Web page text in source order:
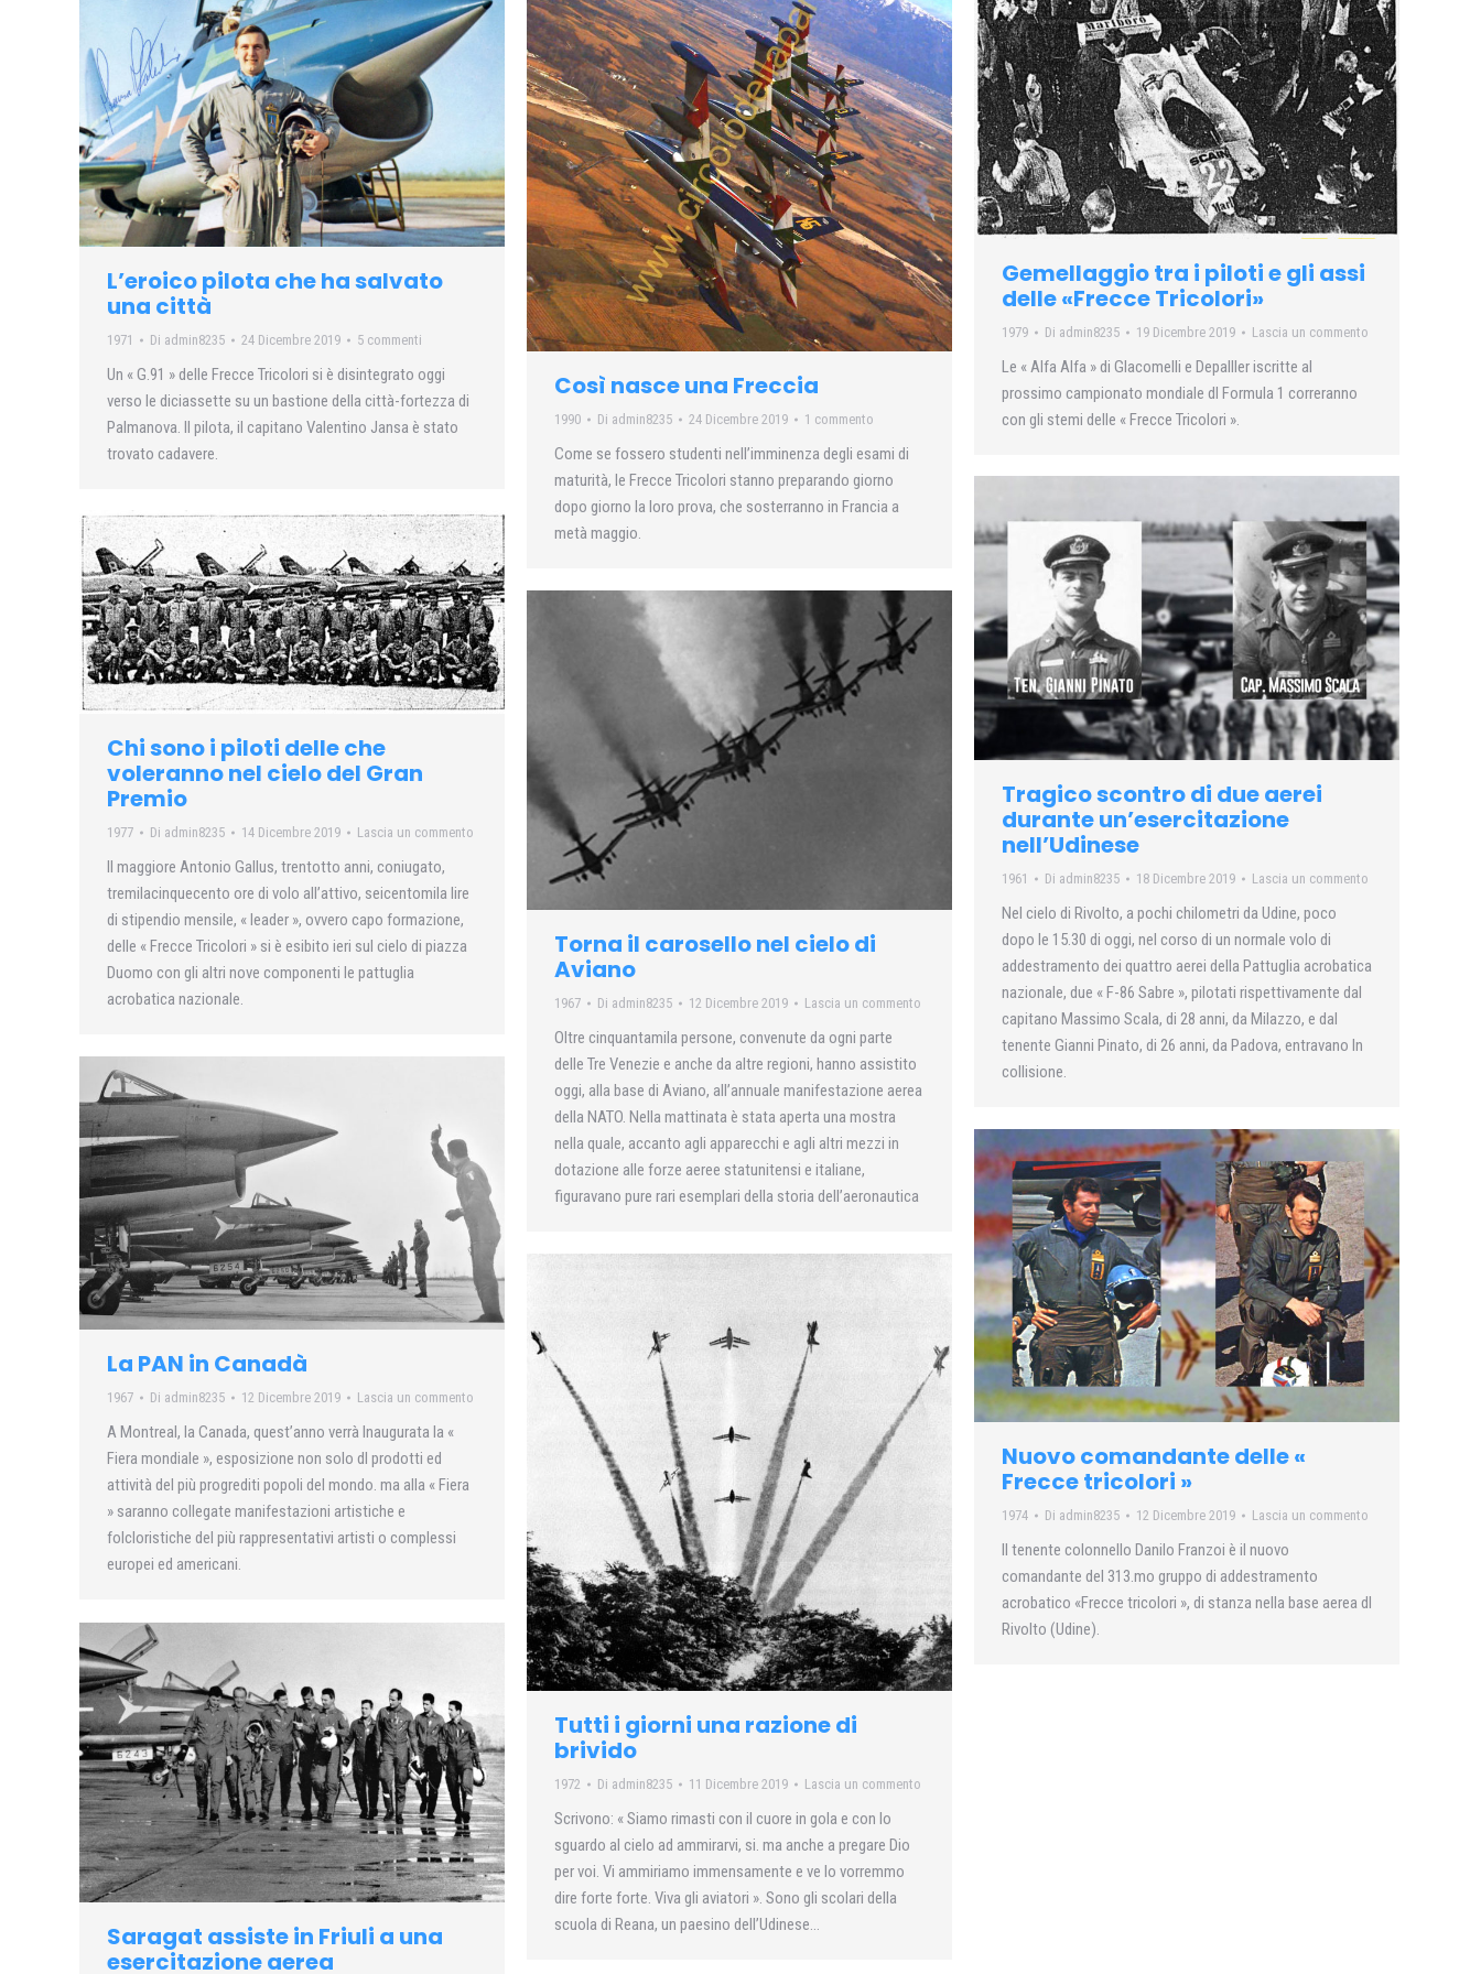
L’eroico pilota che ha salvato
una città
1971 Di admin8235 24 Dicembre 2019 5 commenti
Un « G.91 » delle Frecce Tricolori si è disintegrato oggi
verso le diciassette su un bastione della città-fortezza di
Palmanova. Il pilota, il capitano Valentino Jansa è stato
trovato cadavere.
Così nasce una Freccia
1990 Di admin8235 24 Dicembre 2019 1 commento
Come se fossero studenti nell’imminenza degli esami di
maturità, le Frecce Tricolori stanno preparando giorno
dopo giorno la loro prova, che sosterranno in Francia a
metà maggio.
Gemellaggio tra i piloti e gli assi
delle «Frecce Tricolori»
1979 Di admin8235 19 Dicembre 2019 Lascia un commento
Le « Alfa Alfa » di Glacomelli e Depalller iscritte al
prossimo campionato mondiale dl Formula 1 correranno
con gli stemi delle « Frecce Tricolori ».
Tragico scontro di due aerei
durante un’esercitazione
nell’Udinese
1961 Di admin8235 18 Dicembre 2019 Lascia un commento
Nel cielo di Rivolto, a pochi chilometri da Udine, poco
dopo le 15.30 di oggi, nel corso di un normale volo di
addestramento dei quattro aerei della Pattuglia acrobatica
nazionale, due « F-86 Sabre », pilotati rispettivamente dal
capitano Massimo Scala, di 28 anni, da Milazzo, e dal
tenente Gianni Pinato, di 26 anni, da Padova, entravano In
collisione.
Chi sono i piloti delle che
voleranno nel cielo del Gran
Premio
1977 Di admin8235 14 Dicembre 2019 Lascia un commento
Il maggiore Antonio Gallus, trentotto anni, coniugato,
tremilacinquecento ore di volo all’attivo, seicentomila lire
di stipendio mensile, « leader », ovvero capo formazione,
delle « Frecce Tricolori » si è esibito ieri sul cielo di piazza
Duomo con gli altri nove componenti le pattuglia
acrobatica nazionale.
Torna il carosello nel cielo di
Aviano
1967 Di admin8235 12 Dicembre 2019 Lascia un commento
Oltre cinquantamila persone, convenute da ogni parte
delle Tre Venezie e anche da altre regioni, hanno assistito
oggi, alla base di Aviano, all’annuale manifestazione aerea
della NATO. Nella mattinata è stata aperta una mostra
nella quale, accanto agli apparecchi e agli altri mezzi in
dotazione alle forze aeree statunitensi e italiane,
figuravano pure rari esemplari della storia dell’aeronautica
La PAN in Canadà
1967 Di admin8235 12 Dicembre 2019 Lascia un commento
A Montreal, la Canada, quest’anno verrà Inaugurata la «
Fiera mondiale », esposizione non solo dl prodotti ed
attività del più progrediti popoli del mondo. ma alla « Fiera
» saranno collegate manifestazioni artistiche e
folcloristiche del più rappresentativi artisti o complessi
europei ed americani.
Nuovo comandante delle «
Frecce tricolori »
1974 Di admin8235 12 Dicembre 2019 Lascia un commento
II tenente colonnello Danilo Franzoi è il nuovo
comandante del 313.mo gruppo di addestramento
acrobatico «Frecce tricolori », di stanza nella base aerea dl
Rivolto (Udine).
Tutti i giorni una razione di
brivido
1972 Di admin8235 11 Dicembre 2019 Lascia un commento
Scrivono: « Siamo rimasti con il cuore in gola e con lo
sguardo al cielo ad ammirarvi, si. ma anche a pregare Dio
per voi. Vi ammiriamo immensamente e ve lo vorremmo
dire forte forte. Viva gli aviatori ». Sono gli scolari della
scuola di Reana, un paesino dell’Udinese…
Saragat assiste in Friuli a una
esercitazione aerea